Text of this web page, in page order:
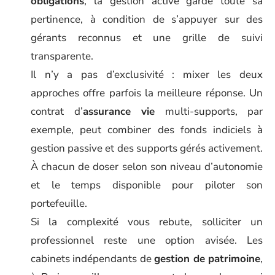
pertinence, à condition de s’appuyer sur des
gérants reconnus et une grille de suivi
transparente.
Il n’y a pas d’exclusivité : mixer les deux
approches offre parfois la meilleure réponse. Un
contrat d’assurance vie multi-supports, par
exemple, peut combiner des fonds indiciels à
gestion passive et des supports gérés activement.
À chacun de doser selon son niveau d’autonomie
et le temps disponible pour piloter son
portefeuille.
Si la complexité vous rebute, solliciter un
professionnel reste une option avisée. Les
cabinets indépendants degestion de patrimoine,